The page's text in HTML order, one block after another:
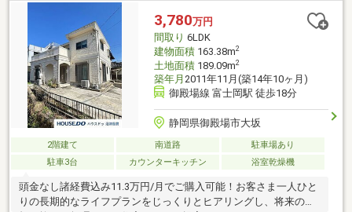
3,780万円
間取り 6LDK
建物面積163.38m2
土地面積189.09m2
築年月 2011年11月(築14年10ヶ月)
御殿場線 富士岡駅 徒歩18分
静岡県御殿場市大坂
2階建て 南道路
駐車場あり
駐車3台
カウンターキッチン 浴室乾燥機
頭金なし諸経費込み11.3万円/月でご購入可能！お客さま一人ひと
りの長期的なライフプランをじっくりとヒアリングし、将来の負